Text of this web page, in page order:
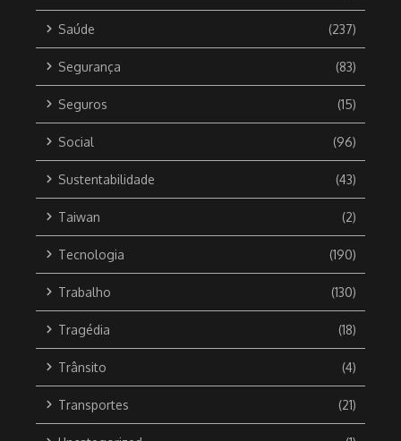
Saúde (237)
Segurança (83)
Seguros (15)
Social (96)
Sustentabilidade (43)
Taiwan (2)
Tecnologia (190)
Trabalho (130)
Tragédia (18)
Trânsito (4)
Transportes (21)